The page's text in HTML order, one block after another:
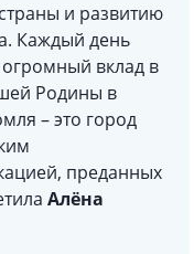
и развитию
Каждый день
вклад в
Родины в
– это город
преданных
Алёна